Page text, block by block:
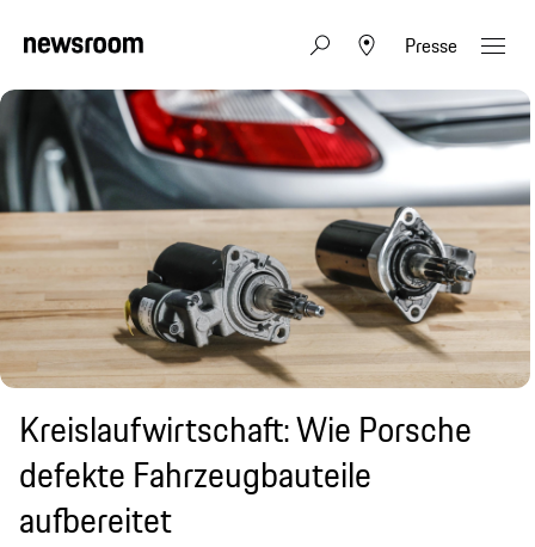
Presse
Kreislaufwirtschaft: Wie Porsche
defekte Fahrzeugbauteile
aufbereitet